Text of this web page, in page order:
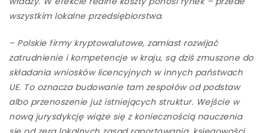
wszystkim lokalne przedsiębiorstwa.
– Polskie firmy kryptowalutowe, zamiast rozwijać
zatrudnienie i kompetencje w kraju, są dziś zmuszone do
składania wniosków licencyjnych w innych państwach
UE. To oznacza budowanie tam zespołów od podstaw
albo przenoszenie już istniejących struktur. Wejście w
nową jurysdykcję wiąże się z koniecznością nauczenia